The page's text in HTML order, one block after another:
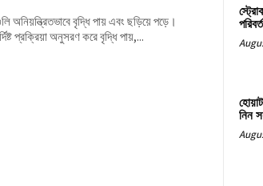
অনিয়ন্ত্রিতভাবে বৃদ্ধি পায় এবং ছড়িয়ে পড়ে।
প্রক্রিয়া অনুসরণ করে বৃদ্ধি পায়,...
নিন